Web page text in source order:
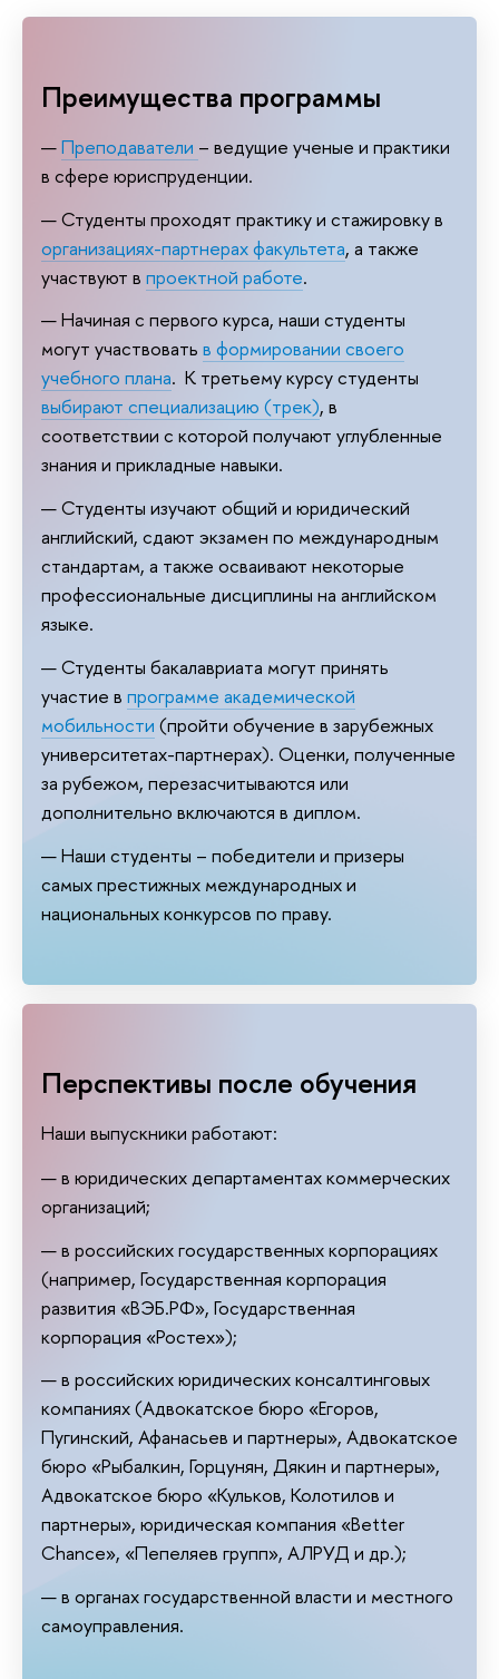
Преимущества программы
Преподаватели – ведущие ученые и практики
в сфере юриспруденции.
Студенты проходят практику и стажировку в
организациях-партнерах факультета, а также
участвуют в проектной работе.
Начиная с первого курса, наши студенты
могут участвовать в формировании своего
учебного плана. К третьему курсу студенты
выбирают специализацию (трек), в
соответствии с которой получают углубленные
знания и прикладные навыки.
Студенты изучают общий и юридический
английский, сдают экзамен по международным
стандартам, а также осваивают некоторые
профессиональные дисциплины на английском
языке.
Студенты бакалавриата могут принять
участие в программе академической
мобильности (пройти обучение в зарубежных
университетах-партнерах). Оценки, полученные
за рубежом, перезасчитываются или
дополнительно включаются в диплом.
Наши студенты – победители и призеры
самых престижных международных и
национальных конкурсов по праву.
Перспективы после обучения
Наши выпускники работают:
в юридических департаментах коммерческих
организаций;
в российских государственных корпорациях
(например, Государственная корпорация
развития «ВЭБ.РФ», Государственная
корпорация «Ростех»);
в российских юридических консалтинговых
компаниях (Адвокатское бюро «Егоров,
Пугинский, Афанасьев и партнеры», Адвокатское
бюро «Рыбалкин, Горцунян, Дякин и партнеры»,
Адвокатское бюро «Кульков, Колотилов и
партнеры», юридическая компания «Better
Chance», «Пепеляев групп», АЛРУД и др.);
в органах государственной власти и местного
самоуправления.